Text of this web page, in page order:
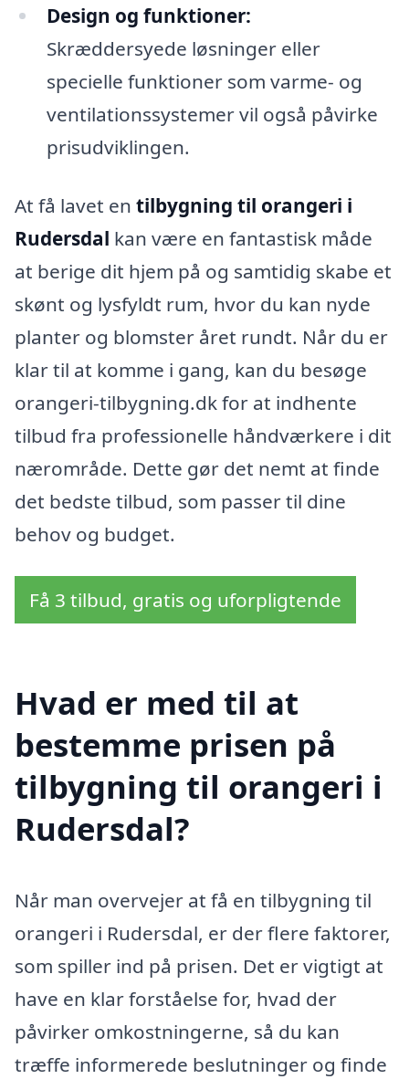
Design og funktioner:
Skræddersyede løsninger eller
specielle funktioner som varme- og
ventilationssystemer vil også påvirke
prisudviklingen.
At få lavet en tilbygning til orangeri i
Rudersdal kan være en fantastisk måde
at berige dit hjem på og samtidig skabe et
skønt og lysfyldt rum, hvor du kan nyde
planter og blomster året rundt. Når du er
klar til at komme i gang, kan du besøge
orangeri-tilbygning.dk for at indhente
tilbud fra professionelle håndværkere i dit
nærområde. Dette gør det nemt at finde
det bedste tilbud, som passer til dine
behov og budget.
Få 3 tilbud, gratis og uforpligtende
Hvad er med til at
bestemme prisen på
tilbygning til orangeri i
Rudersdal?
Når man overvejer at få en tilbygning til
orangeri i Rudersdal, er der flere faktorer,
som spiller ind på prisen. Det er vigtigt at
have en klar forståelse for, hvad der
påvirker omkostningerne, så du kan
træffe informerede beslutninger og finde